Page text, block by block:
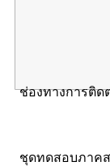
ช่องทางการติด
ชุดทดสอบภาค